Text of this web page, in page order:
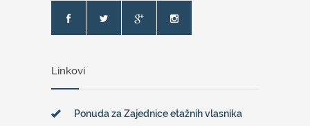
Linkovi
Ponuda za Zajednice etažnih vlasnika